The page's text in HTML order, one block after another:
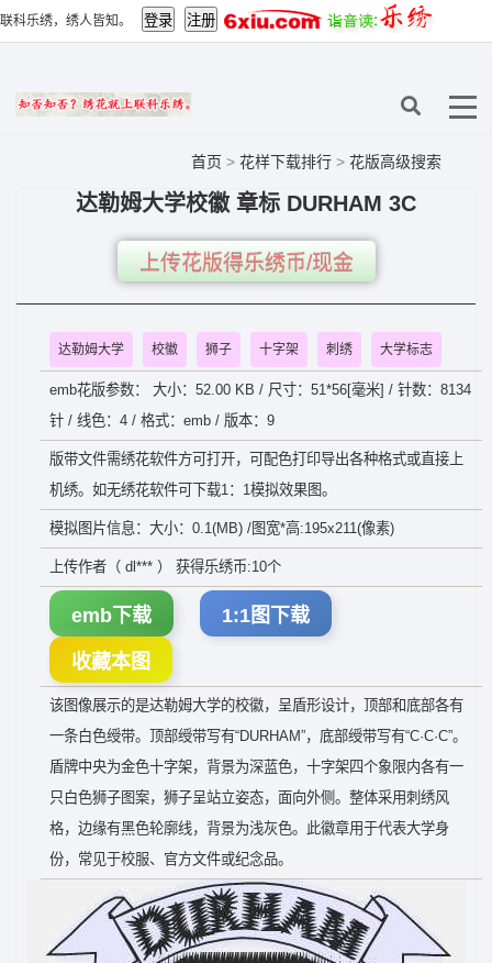
联科乐绣，绣人皆知。
首页 > 花样下载排行 > 花版高级搜索
达勒姆大学校徽 章标 DURHAM 3C
上传花版得乐绣币/现金
达勒姆大学 校徽 狮子 十字架 刺绣 大学标志
emb花版参数： 大小：52.00 KB / 尺寸：51*56[毫米] / 针数：8134
针 / 线色：4 / 格式：emb / 版本：9
版带文件需绣花软件方可打开，可配色打印导出各种格式或直接上
机绣。如无绣花软件可下载1：1模拟效果图。
模拟图片信息：大小：0.1(MB) /图宽*高:195x211(像素)
上传作者（ dl*** ） 获得乐绣币:10个
emb下载 1:1图下载
收藏本图
该图像展示的是达勒姆大学的校徽，呈盾形设计，顶部和底部各有
一条白色绶带。顶部绶带写有“DURHAM”，底部绶带写有“C·C·C”。
盾牌中央为金色十字架，背景为深蓝色，十字架四个象限内各有一
只白色狮子图案，狮子呈站立姿态，面向外侧。整体采用刺绣风
格，边缘有黑色轮廓线，背景为浅灰色。此徽章用于代表大学身
份，常见于校服、官方文件或纪念品。